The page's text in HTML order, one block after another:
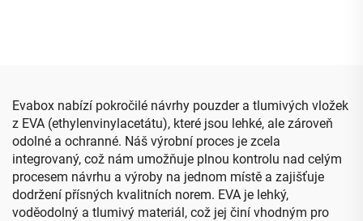
Evabox nabízí pokročilé návrhy pouzder a tlumivých vložek
z EVA (ethylenvinylacetátu), které jsou lehké, ale zároveň
odolné a ochranné. Náš výrobní proces je zcela
integrovaný, což nám umožňuje plnou kontrolu nad celým
procesem návrhu a výroby na jednom místě a zajišťuje
dodržení přísných kvalitních norem. EVA je lehký,
voděodolný a tlumivý materiál, což jej činí vhodným pro